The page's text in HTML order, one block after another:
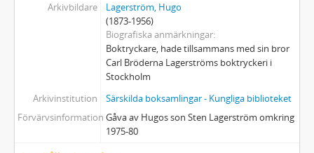
Arkivbildare
Lagerström, Hugo
(1873-1956)
Biografiska anmärkningar
Boktryckare, hade tillsammans med sin bror
Carl Bröderna Lagerströms boktryckeri i
Stockholm
Arkivinstitution
Särskilda boksamlingar - Kungliga biblioteket
Förvärvsinformation Gåva av Hugos son Sten Lagerström omkring
1975-80